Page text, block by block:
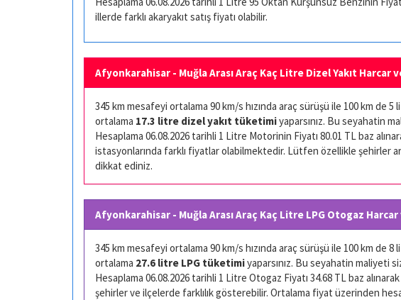
illerde farklı akaryakıt satış fiyatı olabilir.
Afyonkarahisar - Muğla Arası Araç Kaç Litre Dizel Yakıt Harcar
345 km mesafeyi ortalama 90 km/s hızında araç sürüşü ile 100 km de 5
ortalama 17.3 litre dizel yakıt tüketimiyaparsınız. Bu seyahatin
Hesaplama 06.08.2026 tarihli 1 Litre Motorinin Fiyatı 80.01 TL baz
istasyonlarında farklı fiyatlar olabilmektedir. Lütfen özellikle şehirler
dikkat ediniz.
Afyonkarahisar - Muğla Arası Araç Kaç Litre LPG Otogaz
345 km mesafeyi ortalama 90 km/s hızında araç sürüşü ile 100 km de
ortalama 27.6 litre LPG tüketimiyaparsınız. Bu seyahatin maliyeti
Hesaplama 06.08.2026 tarihli 1 Litre Otogaz Fiyatı 34.68 TL baz alınarak
şehirler ve ilçelerde farklılık gösterebilir. Ortalama fiyat üzerinden